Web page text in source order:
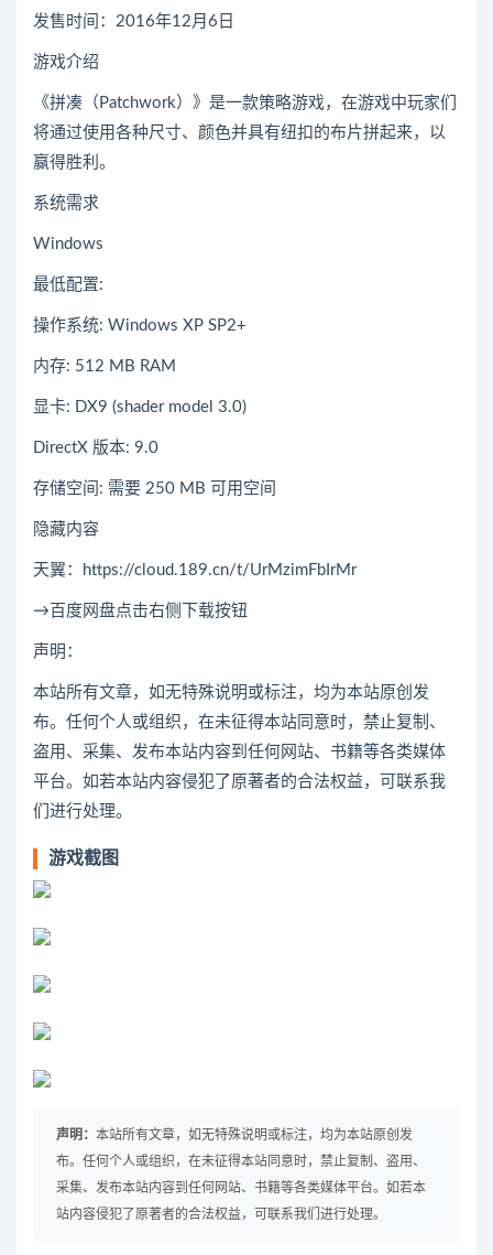
发售时间：2016年12月6日
游戏介绍
《拼凑（Patchwork）》是一款策略游戏，在游戏中玩家们
将通过使用各种尺寸、颜色并具有纽扣的布片拼起来，以
赢得胜利。
系统需求
Windows
最低配置:
操作系统: Windows XP SP2+
内存: 512 MB RAM
显卡: DX9 (shader model 3.0)
DirectX 版本: 9.0
存储空间: 需要 250 MB 可用空间
隐藏内容
天翼：https://cloud.189.cn/t/UrMzimFbIrMr
→百度网盘点击右侧下载按钮
声明：
本站所有文章，如无特殊说明或标注，均为本站原创发
布。任何个人或组织，在未征得本站同意时，禁止复制、
盗用、采集、发布本站内容到任何网站、书籍等各类媒体
平台。如若本站内容侵犯了原著者的合法权益，可联系我
们进行处理。
游戏截图
声明： 本站所有文章，如无特殊说明或标注，均为本站原创发
布。任何个人或组织，在未征得本站同意时，禁止复制、盗用、
采集、发布本站内容到任何网站、书籍等各类媒体平台。如若本
站内容侵犯了原著者的合法权益，可联系我们进行处理。